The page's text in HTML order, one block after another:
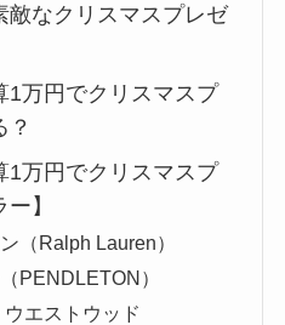
敵なクリスマスプレゼ
1万円でクリスマスプ
？
1万円でクリスマスプ
】
（Ralph Lauren）
PENDLETON）
エストウッド